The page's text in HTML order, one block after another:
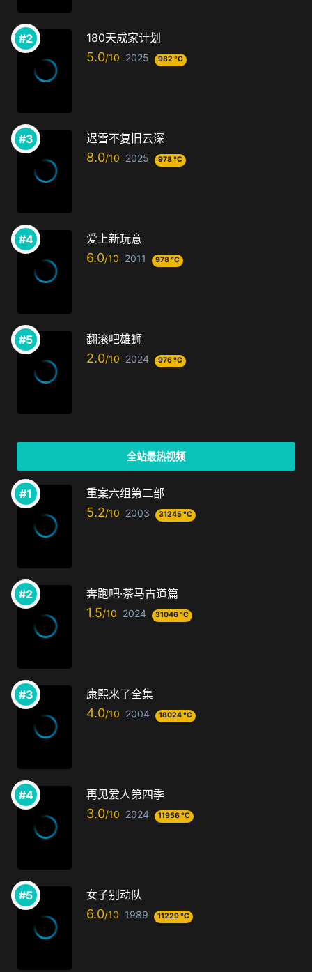
180天成家计划
5.0 2025 982 °C
迟雪不复旧云深
8.0 2025 978 °C
爱上新玩意
6.0 2011 978 °C
翻滚吧雄狮
2.0 2024 976 °C
全站最热视频
重案六组第二部
5.2 2003 31245 °C
奔跑吧·茶马古道篇
1.5 2024 31046 °C
康熙来了全集
4.0 2004 18024 °C
再见爱人第四季
3.0 2024 11956 °C
女子别动队
6.0 1989 11229 °C